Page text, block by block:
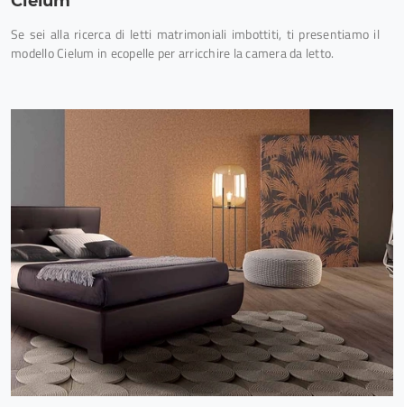
Se sei alla ricerca di letti matrimoniali imbottiti, ti presentiamo il
modello Cielum in ecopelle per arricchire la camera da letto.